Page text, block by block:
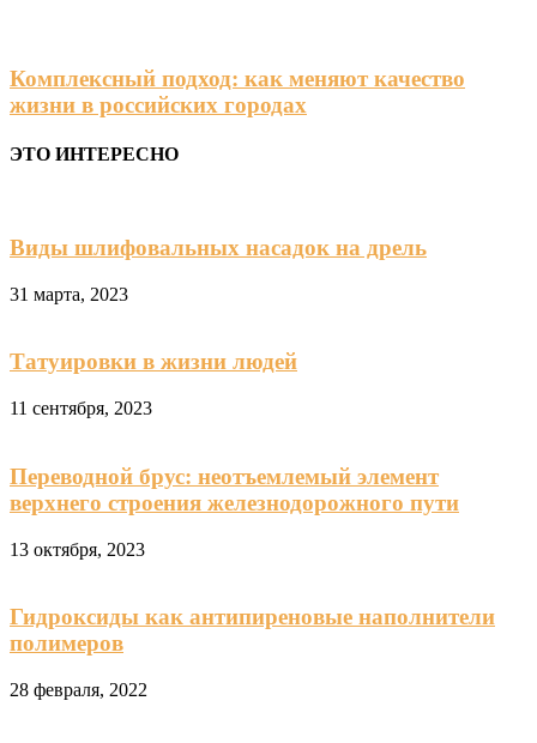
Комплексный подход: как меняют качество
жизни в российских городах
ЭТО ИНТЕРЕСНО
Виды шлифовальных насадок на дрель
31 марта, 2023
Татуировки в жизни людей
11 сентября, 2023
Переводной брус: неотъемлемый элемент
верхнего строения железнодорожного пути
13 октября, 2023
Гидроксиды как антипиреновые наполнители
полимеров
28 февраля, 2022